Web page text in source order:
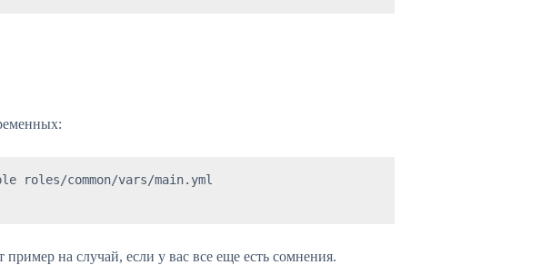
roles/common/vars/main.yml
на случай, если у вас все еще есть сомнения.